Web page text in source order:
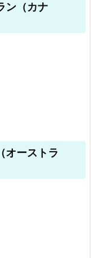
ン（カナ
オーストラ